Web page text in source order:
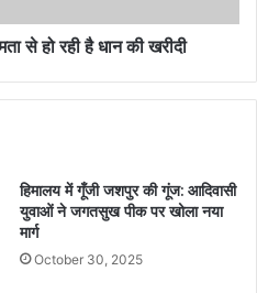
से हो रही है धान की खरीदी
हिमालय में गूँजी जशपुर की गूंज: आदिवासी
युवाओं ने जगतसुख पीक पर खोला नया
मार्ग
October 30, 2025